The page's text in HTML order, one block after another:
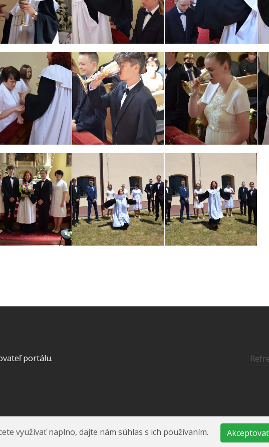
portálu.
využívať naplno, dajte nám súhlas s ich používaním.